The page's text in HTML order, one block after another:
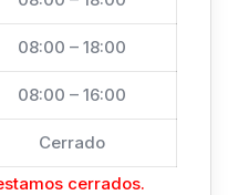
08:00 – 18:00
08:00 – 16:00
Cerrado
cerrados.